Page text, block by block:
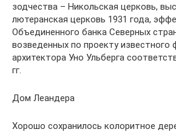
зодчества – Никольская церковь,
лютеранская церковь 1931 года,
Объединенного банка Северных
возведенных по проекту известного
архитектора Уно Ульберга
гг.
Дом Леандера
Хорошо сохранилось колоритное